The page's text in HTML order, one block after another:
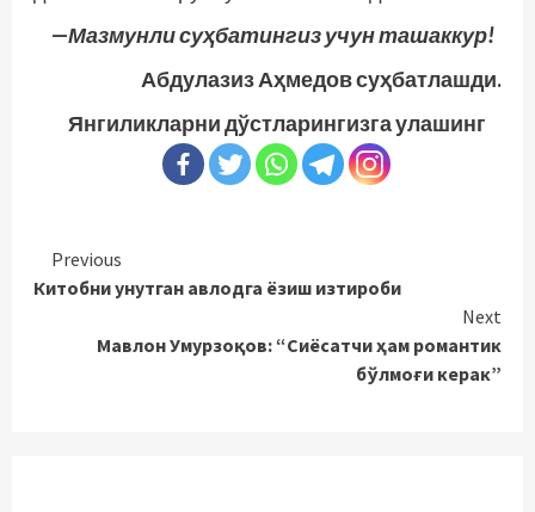
—Мазмунли суҳбатингиз учун ташаккур!
Абдулазиз Аҳмедов суҳбатлашди.
Янгиликларни дўстларингизга улашинг
Continue
Reading
Previous
Китобни унутган авлодга ёзиш изтироби
Next
Мавлон Умурзоқов: “Сиёсатчи ҳам романтик
бўлмоғи керак”